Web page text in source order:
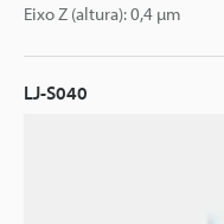
Eixo Z (altura): 0,4 µm
LJ-S040